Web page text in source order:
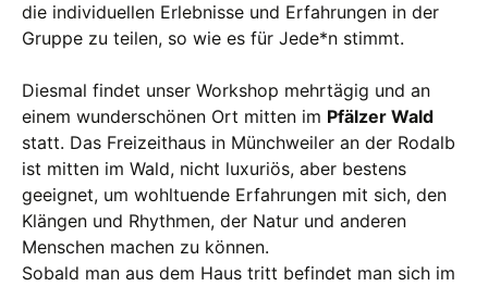
die individuellen Erlebnisse und Erfahrungen in der
Gruppe zu teilen, so wie es für Jede*n stimmt.
Diesmal findet unser Workshop mehrtägig und an
einem wunderschönen Ort mitten im Pfälzer Wald
statt. Das Freizeithaus in Münchweiler an der Rodalb
ist mitten im Wald, nicht luxuriös, aber bestens
geeignet, um wohltuende Erfahrungen mit sich, den
Klängen und Rhythmen, der Natur und anderen
Menschen machen zu können.
Sobald man aus dem Haus tritt befindet man sich im